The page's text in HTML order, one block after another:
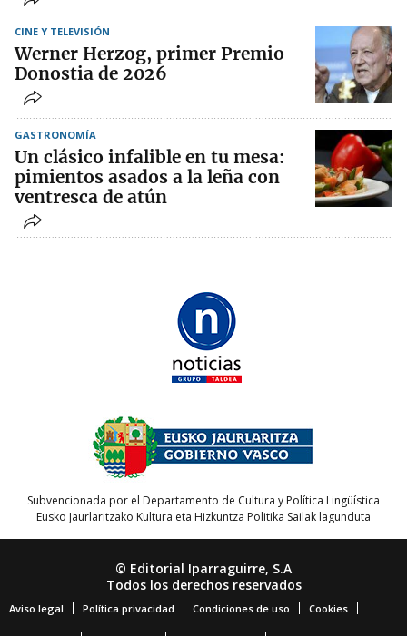
CINE Y TELEVISIÓN
Werner Herzog, primer Premio
Donostia de 2026
GASTRONOMÍA
Un clásico infalible en tu mesa:
pimientos asados a la leña con
ventresca de atún
Subvencionada por el Departamento de Cultura y Política Lingüística
Eusko Jaurlaritzako Kultura eta Hizkuntza Politika Sailak lagunduta
© Editorial Iparraguirre, S.A
Todos los derechos reservados
Aviso legal Política privacidad Condiciones de uso Cookies